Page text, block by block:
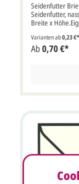
Seidenfutter
Seidenfutter,
Breite x
Leinenstruktur
mindestens3 mm
Varianten ab0,23 €*
Ab0,70 €*